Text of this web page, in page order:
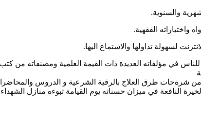
في مؤلفاته العديدة ذات القيمة العلمية ومصنفاته من
من شرةخات طرق العلاج بالرقية الشرعية و الدروس
النافعة في ميزان حسناته يوم القيامة تبوءه منازل